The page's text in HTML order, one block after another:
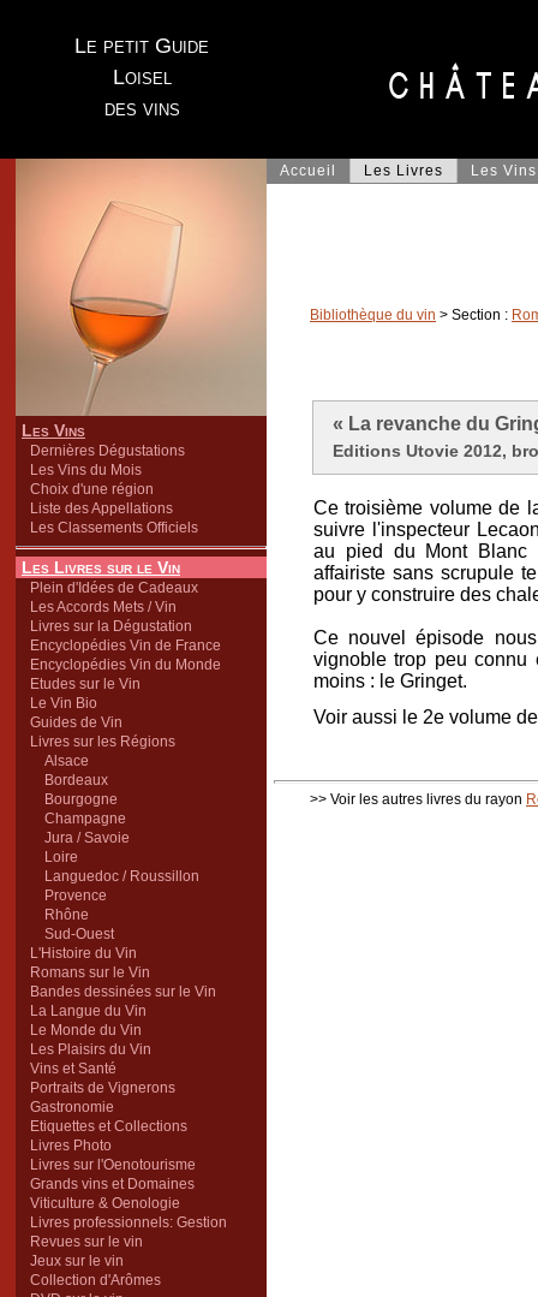
Le petit Guide
Loisel
des vins
Les Vins
Dernières Dégustations
Les Vins du Mois
Choix d'une région
Liste des Appellations
Les Classements Officiels
Les Livres sur le Vin
Plein d'Idées de Cadeaux
Les Accords Mets / Vin
Livres sur la Dégustation
Encyclopédies Vin de France
Encyclopédies Vin du Monde
Etudes sur le Vin
Le Vin Bio
Guides de Vin
Livres sur les Régions
Alsace
Bordeaux
Bourgogne
Champagne
Jura / Savoie
Loire
Languedoc / Roussillon
Provence
Rhône
Sud-Ouest
L'Histoire du Vin
Romans sur le Vin
Bandes dessinées sur le Vin
La Langue du Vin
Le Monde du Vin
Les Plaisirs du Vin
Vins et Santé
Portraits de Vignerons
Gastronomie
Etiquettes et Collections
Livres Photo
Livres sur l'Oenotourisme
Grands vins et Domaines
Viticulture & Oenologie
Livres professionnels: Gestion
Revues sur le vin
Jeux sur le vin
Collection d'Arômes
Accueil Les Livres Les Vins
Bibliothèque du vin > Section :
« La revanche du
Editions Utovie 2012,
Ce troisième volume de
suivre l'inspecteur
au pied du Mont Blanc
affairiste sans scrupule
pour y construire des
Ce nouvel épisode
vignoble trop peu connu
moins : le Gringet.
Voir aussi le 2e volume
>> Voir les autres livres du rayon